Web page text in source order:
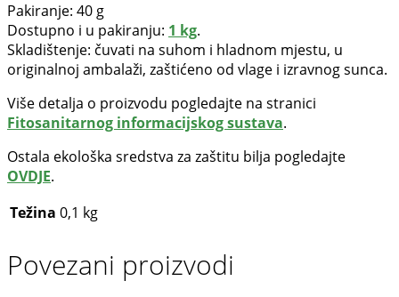
Pakiranje: 40 g
Dostupno i u pakiranju: 1 kg.
Skladištenje: čuvati na suhom i hladnom mjestu, u
originalnoj ambalaži, zaštićeno od vlage i izravnog sunca.
Više detalja o proizvodu pogledajte na stranici
Fitosanitarnog informacijskog sustava.
Ostala ekološka sredstva za zaštitu bilja pogledajte
OVDJE.
Težina 0,1 kg
Povezani proizvodi